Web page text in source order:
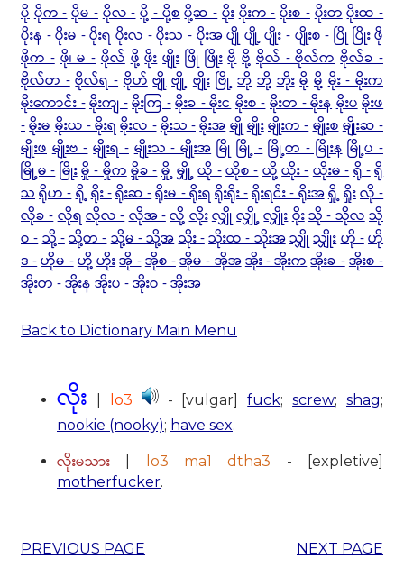
ပိုပိုက -ပိုမ -ပိုလ -ပို့ - ပို့စပို့ဆ -ပိုးပိုးက -ပိုးစ -ပိုးတပိုးထ -
ပိုးန -ပိုးမ - ပိုးရ ပိုးလ -ပိုးသ - ပိုးအပျိုပျို့ ပျိုး -ပျိုးစ -ပြို ပြိုးဖို
ဖိုက - ဖို၊ မ - ဖိုလ် ဖို့ ဖိုး ဖျိုး ဖြို ဖြိုး ဗို ဗို့ ဗိုလ် - ဗိုလ်က ဗိုလ်ခ -
ဗိုလ်တ - ဗိုလ်ရ - ဗိုဟ် ဗျို ဗျို့ ဗျိုး ဗြို့ ဘို ဘို့ ဘိုး မို မို့ မိုး - မိုးက
မိုးကောင်း -မိုးကျ -မိုးကြ -မိုးခ - မိုးငမိုးစ -မိုးတ - မိုးနမိုးပမိုးဖ
-မိုးမမိုးယ - မိုးရ မိုးလ -မိုးသ -မိုးအမျိုမျိုးမျိုးက -မျိုးစမျိုးဆ -
မျိုးဖ မျိုးဗ - မျိုးရ - မျိုးသ - မျိုးအ မြို မြို့ - မြို့တ - မြိုးန မြို့ပ -
မြို့မ -မြိုးမှို - မှိုကမှိုခ -မှို့ မျှို့ ယို -ယိုစ -ယို့ယိုး -ယိုးမ -ရို -ရို
သရိုဟ -ရို့ရိုး -ရိုးဆ -ရိုးမ - ရိုးရရိုးရိုး -ရိုးရင်း - ရိုးအရှို့ရှိုးလို -
လိုခ -လိုရ လိုလ -လိုအ -လို့လိုးလျှို လျှို့ လျှိုးဝိုးသို - သိုလသို
ဝ -သို့ -သို့တ -သို့မ - သို့အသိုး -သိုးထ - သိုးအသျှို သျှိုးဟို -ဟို
ဒ -ဟိုမ -ဟို့ဟိုးအို -အိုစ -အိုမ - အိုအအိုး - အိုးကအိုးခ -အိုးစ -
အိုးတ - အိုးနအိုးပ -အိုးဝ - အိုးအ
Back to Dictionary Main Menu
လိုး lo3 - [vulgar]fuck;screw; shag;
nookie (nooky); have sex.
လိုးမသား lo3 ma1 dtha3 - [expletive]
motherfucker.
PREVIOUS PAGE NEXT PAGE